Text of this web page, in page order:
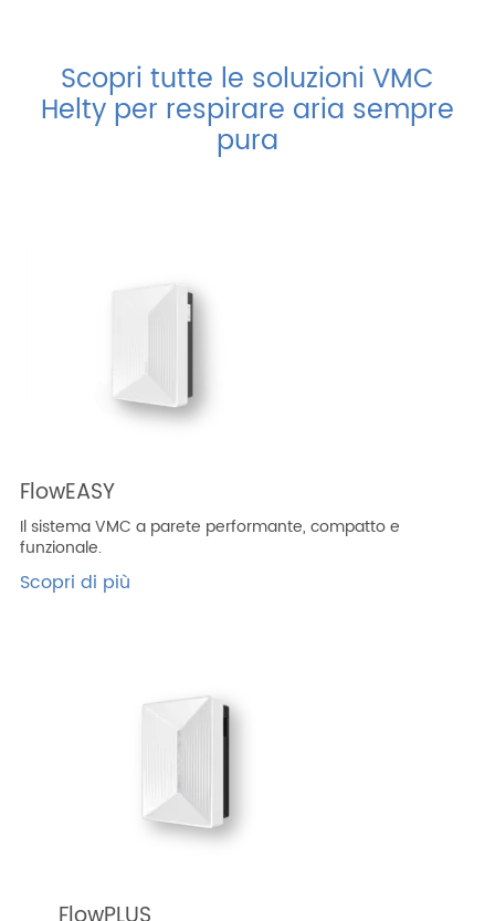
Scopri tutte le soluzioni VMC
Helty per respirare aria sempre
pura
FlowEASY
Il sistema VMC a parete performante, compatto e
funzionale.
Scopri di più